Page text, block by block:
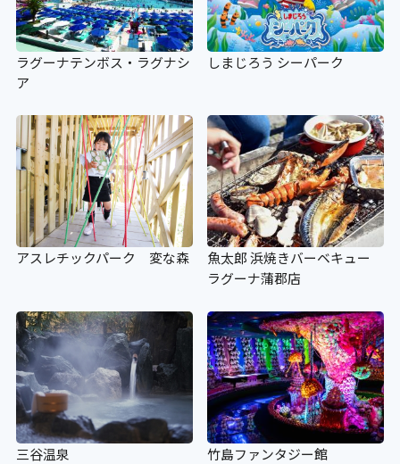
ラグーナテンボス・ラグナシ
ア
しまじろう シーパーク
アスレチックパーク 変な森
魚太郎 浜焼きバーベキュー
ラグーナ蒲郡店
三谷温泉 竹島ファンタジー館